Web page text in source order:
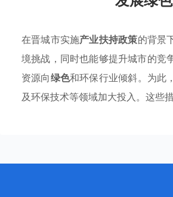
在晋城市实施产业扶持政策的背景
境挑战，同时也能够提升城市的竞
资源向绿色和环保行业倾斜。为此
及环保技术等领域加大投入。这些